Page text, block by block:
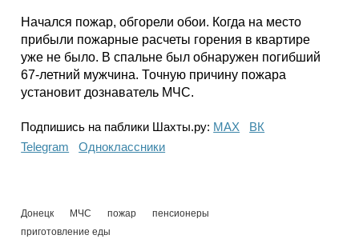
Начался пожар, обгорели обои. Когда на место
прибыли пожарные расчеты горения в квартире
уже не было. В спальне был обнаружен погибший
67-летний мужчина. Точную причину пожара
установит дознаватель МЧС.
Подпишись на паблики Шахты.ру: МАХ
ВК
Telegram
Одноклассники
Донецк МЧС пожар
пенсионеры
приготовление еды